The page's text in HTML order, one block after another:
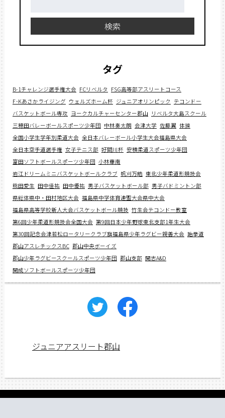
検索
タグ
B-1チャレンジ選手権大会 FCリベルタ FSG高等部アスリートコース
F･Kあさかライジング ウェルズホーム杯 ジュニアオリンピック テコンドー
バスケットボール専攻 ヨークカルチャーセンター郡山 リベルタ大島スクール
三穂田バレーボールスポーツ少年団 中林奏太朗 会津大学 佐藤翼 体操
全国小学生学年別柔道大会 全日本バレーボール小学生大会福島県大会
全日本空手道選手権 女子テニス部 好間川杯 安積柔道スポーツ少年団
富田ソフトボールスポーツ少年団 小林華南
岩江ドリームミニバスケットボールクラブ 帆刈万皓 東北少年柔道形競技会
熊田愛生 田中佳祐 田中優祐 男子バスケットボール部 男子バドミントン部
県総体県中・田村地区大会 福島県中学体育連盟大会県中大会
福島県高等学校新人大会バスケットボール競技 竹生会テコンドー教室
第6回少年柔道形競技会全国大会 第9回日本少年野球東北支部1年生大会
第30回記念会津若松ロータリークラブ旗福島県少年ラグビー親善大会 跆拳道
郡山アスレチックスBC 郡山中央ボーイズ
郡山少年ラグビースクールスポーツ少年団 郡山支部 開志A&D
開成ソフトボールスポーツ少年団
ジュニアアスリート郡山